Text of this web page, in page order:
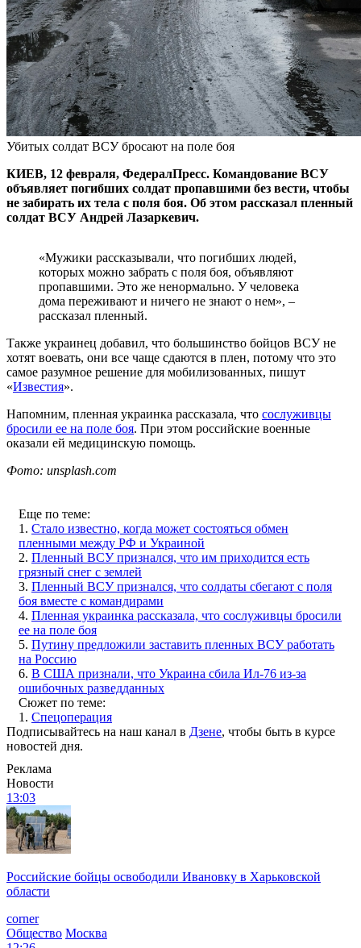
Убитых солдат ВСУ бросают на поле боя
КИЕВ, 12 февраля, ФедералПресс. Командование ВСУ
объявляет погибших солдат пропавшими без вести, чтобы
не забирать их тела с поля боя. Об этом рассказал пленный
солдат ВСУ Андрей Лазаркевич.
«Мужики рассказывали, что погибших людей,
которых можно забрать с поля боя, объявляют
пропавшими. Это же ненормально. У человека
дома переживают и ничего не знают о нем», –
рассказал пленный.
Также украинец добавил, что большинство бойцов ВСУ не
хотят воевать, они все чаще сдаются в плен, потому что это
самое разумное решение для мобилизованных, пишут
«Известия».
Напомним, пленная украинка рассказала, что сослуживцы
бросили ее на поле боя. При этом российские военные
оказали ей медицинскую помощь.
Фото: unsplash.com
Еще по теме:
1. Стало известно, когда может состояться обмен
пленными между РФ и Украиной
2. Пленный ВСУ признался, что им приходится есть
грязный снег с землей
3. Пленный ВСУ признался, что солдаты сбегают с поля
боя вместе с командирами
4. Пленная украинка рассказала, что сослуживцы бросили
ее на поле боя
5. Путину предложили заставить пленных ВСУ работать
на Россию
6. В США признали, что Украина сбила Ил-76 из-за
ошибочных разведданных
Сюжет по теме:
1. Спецоперация
Подписывайтесь на наш канал в Дзене, чтобы быть в курсе
новостей дня.
Реклама
Новости
13:03
Российские бойцы освободили Ивановку в Харьковской
области
corner
Общество Москва